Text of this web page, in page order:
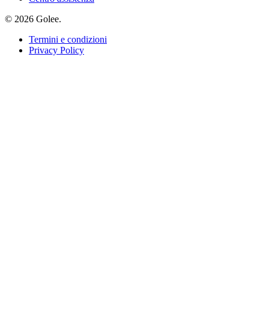
© 2026 Golee.
Termini e condizioni
Privacy Policy